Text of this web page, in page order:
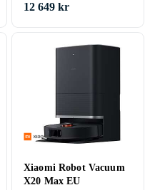
12 649 kr
Xiaomi Robot Vacuum
X20 Max EU